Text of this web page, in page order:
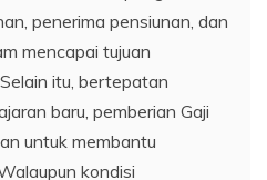
penerima pensiunan, dan
mencapai tujuan
itu, bertepatan
baru, pemberian Gaji
untuk membantu
kondisi